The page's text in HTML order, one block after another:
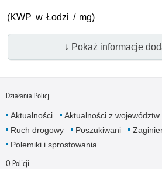
(KWP w Łodzi / mg)
↓ Pokaż informacje
Działania Policji
Aktualności Aktualności z województw
Ruch drogowy
Poszukiwani
Polemiki i sprostowania
O Policji